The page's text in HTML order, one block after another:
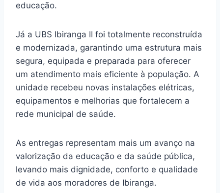
educação.
Já a UBS Ibiranga II foi totalmente reconstruída
e modernizada, garantindo uma estrutura mais
segura, equipada e preparada para oferecer
um atendimento mais eficiente à população. A
unidade recebeu novas instalações elétricas,
equipamentos e melhorias que fortalecem a
rede municipal de saúde.
As entregas representam mais um avanço na
valorização da educação e da saúde pública,
levando mais dignidade, conforto e qualidade
de vida aos moradores de Ibiranga.